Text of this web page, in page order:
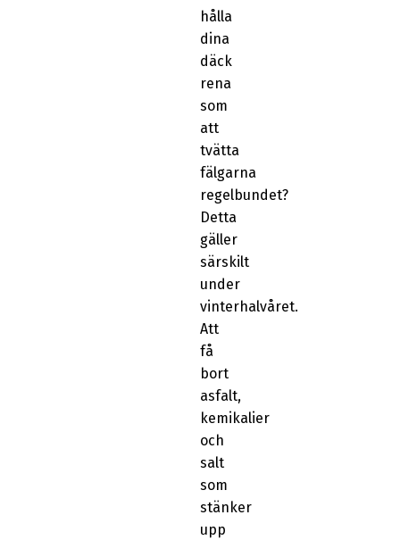
hålla
dina
däck
rena
som
att
tvätta
fälgarna
regelbundet?
Detta
gäller
särskilt
under
vinterhalvåret.
Att
få
bort
asfalt,
kemikalier
och
salt
som
stänker
upp